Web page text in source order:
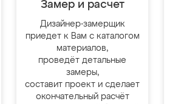
Замер и расчет
Дизайнер-замерщик
приедет к Вам с каталогом
материалов,
проведёт детальные
замеры,
составит проект и сделает
окончательный расчёт